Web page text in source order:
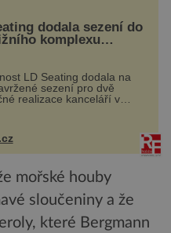
dodala sezení do
komplexu
v Salfordu
LD Seating dodala na
sezení pro dvě
realizace kanceláří v
v anglickém
Orange Tower. Komplex
mořské houby
sloučeniny a že
které Bergmann